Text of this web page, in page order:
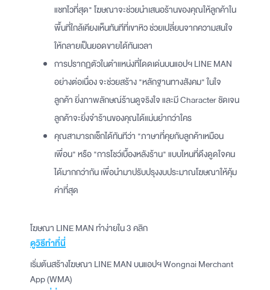
แชทไวที่สุด" โฆษณาจะช่วยนำเสนอร้านของคุณให้ลูกค้าใน
พื้นที่ใกล้เคียงเห็นทันทีที่เขาหิว ช่วยเปลี่ยนจากความสนใจ
ให้กลายเป็นยอดขายได้ทันเวลา
การปรากฏตัวในตำแหน่งที่โดดเด่นบนแอปฯ LINE MAN
อย่างต่อเนื่อง จะช่วยสร้าง "หลักฐานทางสังคม" ในใจ
ลูกค้า ยิ่งภาพลักษณ์ร้านดูจริงใจ และมี Character ชัดเจน
ลูกค้าจะยิ่งจำร้านของคุณได้แม่นยำกว่าใคร
คุณสามารถเช็กได้ทันทีว่า "ภาษาที่คุยกับลูกค้าเหมือน
เพื่อน" หรือ "การโชว์เบื้องหลังร้าน" แบบไหนที่ดึงดูดใจคน
ได้มากกว่ากัน เพื่อนำมาปรับปรุงงบประมาณโฆษณาให้คุ้ม
ค่าที่สุด
โฆษณา LINE MAN ทำง่ายใน 3 คลิก
ดูวิธีทำที่นี่
เริ่มต้นสร้างโฆษณา LINE MAN บนแอปฯ Wongnai Merchant
App (WMA)